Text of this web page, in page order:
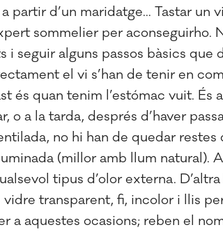
partir d’un maridatge… Tastar un
sommelier per aconseguirho.
i seguir alguns passos bàsics
el vi s’han de tenir en
és quan tenim l’estómac vuit.
o a la tarda, després d’haver
no hi han de quedar
(millor amb llum
tipus d’olor externa.
vidre transparent, fi, incolor i llis
a aquestes ocasions; reben el